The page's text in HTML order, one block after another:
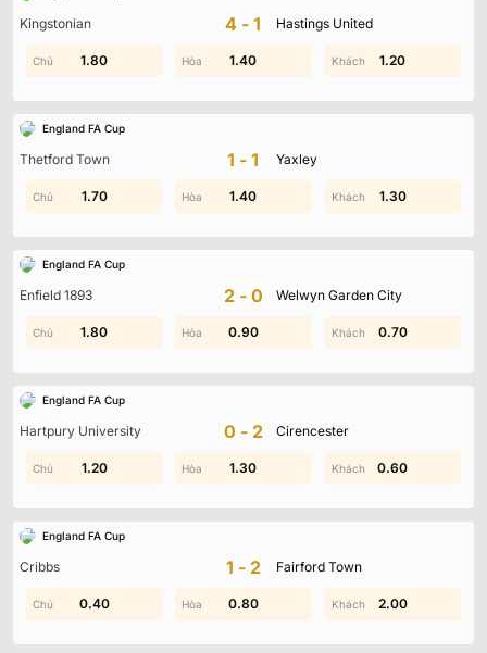
Kingstonian 4-1 Hastings United
1.00 1.70 0.30
1.80 1.40 1.20
England FA Cup
Thetford Town 1-1 Yaxley
0.60 1.60 0.70
1.70 1.40 1.30
England FA Cup
Enfield 1893 2-0 Welwyn Garden City
1.40 1.90 1.60
1.80 0.90 0.70
England FA Cup
Hartpury University 0-2 Cirencester
0.30 0.50 1.40
1.20 1.30 0.60
England FA Cup
Cribbs 1-2 Fairford Town
1.50 1.60 1.00
0.40 0.80 2.00